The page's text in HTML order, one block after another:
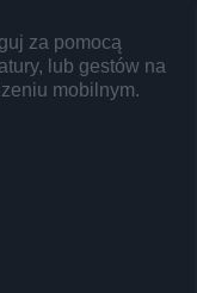
za pomocą
lub gestów na
mobilnym.